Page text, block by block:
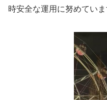
時安全な運用に努めてい